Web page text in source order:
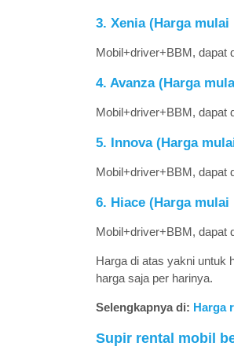
3. Xenia (Harga
Mobil+driver+BBM, dapat
4. Avanza (Harga
Mobil+driver+BBM, dapat
5. Innova (Harga
Mobil+driver+BBM, dapat
6. Hiace (Harga
Mobil+driver+BBM, dapat
Harga di atas yakni untuk
harga saja per harinya.
Selengkapnya di: Harga
Supir rental mobil